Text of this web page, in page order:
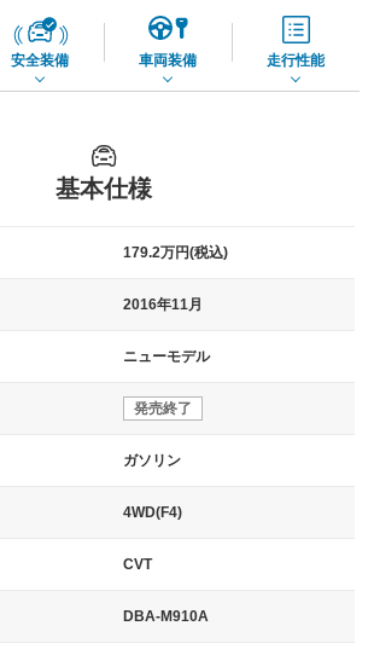
安全装備 車両装備 走行性能
基本仕様
179.2万円(税込)
2016年11月
ニューモデル
発売終了
ガソリン
4WD(F4)
CVT
DBA-M910A